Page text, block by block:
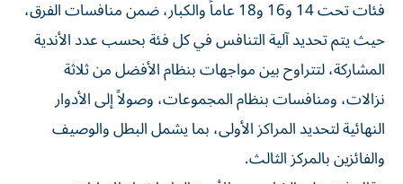
فئات تحت 14 و16 و18 عاماً والكبار، ضمن منافسات الفرق،
حيث يتم تحديد آلية التنافس في كل فئة بحسب عدد الأندية
المشاركة، لتتراوح بين مواجهات بنظام الأفضل من ثلاثة
نزالات، ومنافسات بنظام المجموعات، وصولاً إلى الأدوار
النهائية لتحديد المراكز الأولى، بما يشمل البطل والوصيف
والفائزين بالمركز الثالث.